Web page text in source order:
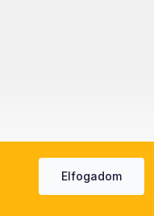
Elfogadom